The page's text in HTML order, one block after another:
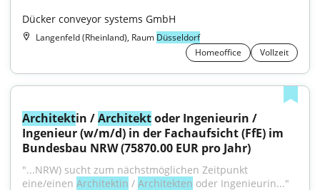
Dücker conveyor systems GmbH
Langenfeld (Rheinland), Raum Düsseldorf
Homeoffice
Vollzeit
Architektin / Architekt oder Ingenieurin /
Ingenieur (w/m/d) in der Fachaufsicht (FfE) im
Bundesbau NRW (75870.00 EUR pro Jahr)
"...NRW) sucht zum nächst­möglichen Zeitpunkt
eine/einen Architektin / Architekten oder Ingenieurin..."